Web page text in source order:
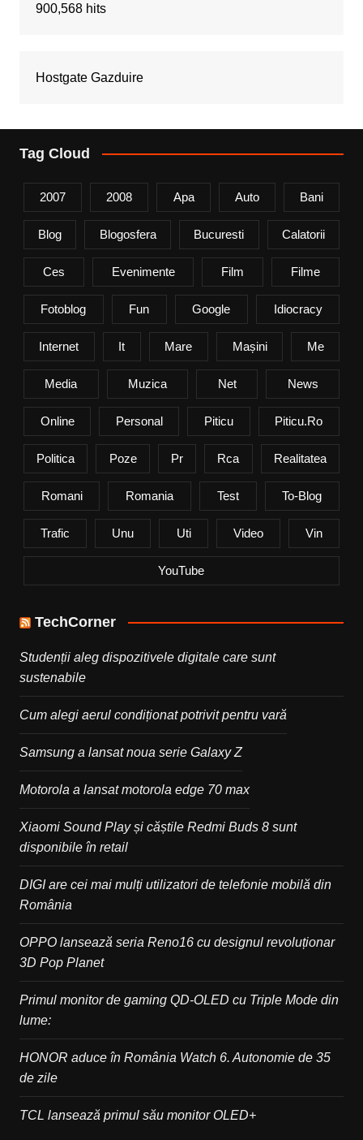
900,568 hits
Hostgate Gazduire
Tag Cloud
2007 2008 Apa Auto Bani
Blog Blogosfera Bucuresti Calatorii
Ces Evenimente Film Filme
Fotoblog Fun Google Idiocracy
Internet It Mare Mașini Me
Media Muzica Net News
Online Personal Piticu Piticu.ro
Politica Poze Pr Rca Realitatea
Romani Romania Test To-Blog
Trafic Unu Uti Video Vin
YouTube
TechCorner
Studenții aleg dispozitivele digitale care sunt
sustenabile
Cum alegi aerul condiționat potrivit pentru vară
Samsung a lansat noua serie Galaxy Z
Motorola a lansat motorola edge 70 max
Xiaomi Sound Play și căștile Redmi Buds 8 sunt
disponibile în retail
DIGI are cei mai mulți utilizatori de telefonie mobilă din
România
OPPO lansează seria Reno16 cu designul revoluționar
3D Pop Planet
Primul monitor de gaming QD-OLED cu Triple Mode din
lume:
HONOR aduce în România Watch 6. Autonomie de 35
de zile
TCL lansează primul său monitor OLED+